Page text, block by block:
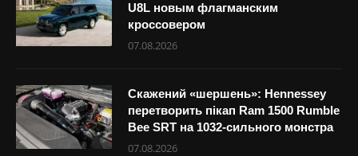
U8L новым флагманским
кроссовером
07.08.2026
Скажений «шершень»: Hennessey
перетворить пікап Ram 1500 Rumble
Bee SRT на 1032-сильного монстра
07.08.2026